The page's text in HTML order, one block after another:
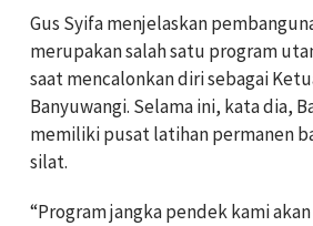
Gus Syifa menjelaskan
merupakan salah satu program
saat mencalonkan diri sebagai
Banyuwangi. Selama ini, kata dia,
memiliki pusat latihan permanen
silat.
“Program jangka pendek kami